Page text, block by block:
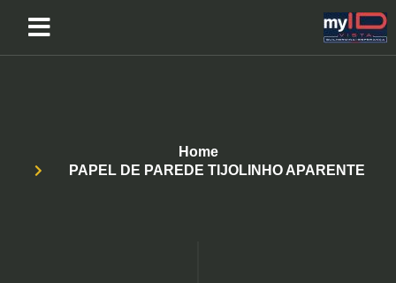
Home
PAPEL DE PAREDE TIJOLINHO APARENTE